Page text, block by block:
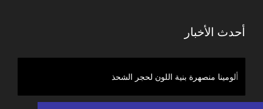
أحدث الأخبار
ألومينا منصهرة بنية اللون لأقراص الصنفرة